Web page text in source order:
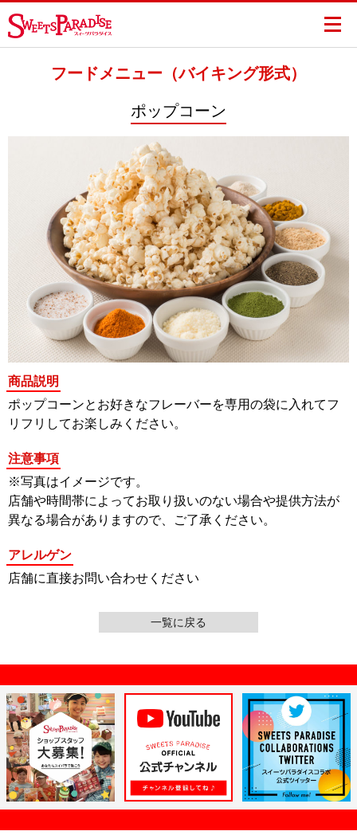
フードメニュー（バイキング形式）
ポップコーン
商品説明
ポップコーンとお好きなフレーバーを専用の袋に入れてフ
リフリしてお楽しみください。
注意事項
※写真はイメージです。
店舗や時間帯によってお取り扱いのない場合や提供方法が
異なる場合がありますので、ご了承ください。
アレルゲン
店舗に直接お問い合わせください
一覧に戻る